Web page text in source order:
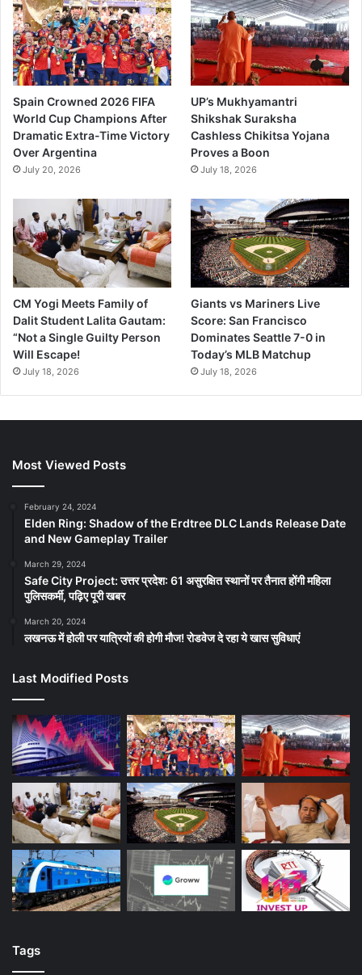
Spain Crowned 2026 FIFA
World Cup Champions After
Dramatic Extra-Time Victory
Over Argentina
July 20, 2026
UP’s Mukhyamantri
Shikshak Suraksha
Cashless Chikitsa Yojana
Proves a Boon
July 18, 2026
CM Yogi Meets Family of
Dalit Student Lalita Gautam:
“Not a Single Guilty Person
Will Escape!
July 18, 2026
Giants vs Mariners Live
Score: San Francisco
Dominates Seattle 7-0 in
Today’s MLB Matchup
July 18, 2026
Most Viewed Posts
February 24, 2024
Elden Ring: Shadow of the Erdtree DLC Lands Release Date
and New Gameplay Trailer
March 29, 2024
Safe City Project: उत्तर प्रदेश: 61 असुरक्षित स्थानों पर तैनात होंगी महिला
पुलिसकर्मी, पढ़िए पूरी खबर
March 20, 2024
लखनऊ में होली पर यात्रियों की होगी मौज! रोडवेज दे रहा ये खास सुविधाएं
Last Modified Posts
Tags